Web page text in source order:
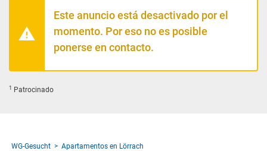
Este anuncio está desactivado por el
momento. Por eso no es posible
ponerse en contacto.
1 Patrocinado
WG-Gesucht
Apartamentos en Lörrach